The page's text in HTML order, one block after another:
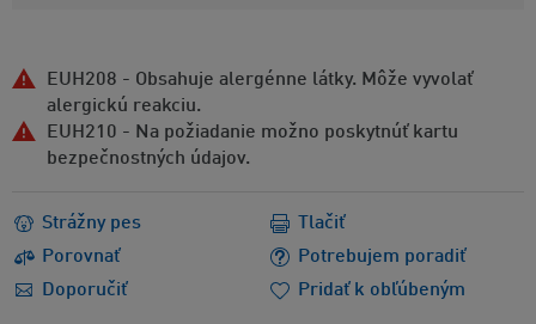
EUH208 - Obsahuje alergénne látky. Môže vyvolať
alergickú reakciu.
EUH210 - Na požiadanie možno poskytnúť kartu
bezpečnostných údajov.
Strážny pes
Porovnať
Potrebujem poradiť
Doporučiť
Tlačiť
Pridať k obľúbeným